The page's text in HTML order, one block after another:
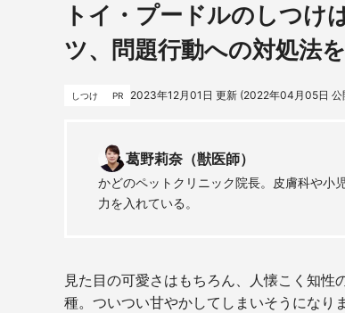
トイ・プードルのしつけ
ツ、問題行動への対処法
しつけ PR 2023年12月01日 更新 (2022年04月05日 公
葛野莉奈（獣医師）
かどのペットクリニック院長。皮膚科や小
力を入れている。
見た目の可愛さはもちろん、人懐こく知
種。ついつい甘やかしてしまいそうになり